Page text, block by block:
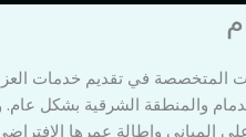
في تقديم خدمات العزل
الدمام والمنطقة الشرقية
المباني وإطالة عمرها